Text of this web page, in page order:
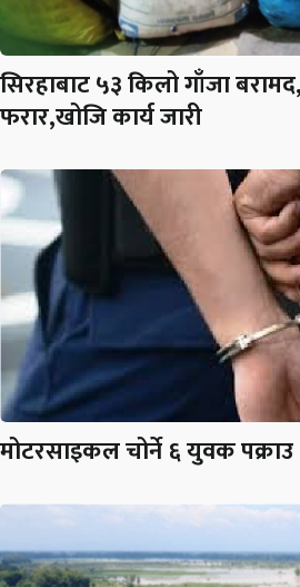
सिरहाबाट ५३ किलो गाँजा
फरार,खोजि कार्य जारी
मोटरसाइकल चोर्ने ६ युवक पक्राउ